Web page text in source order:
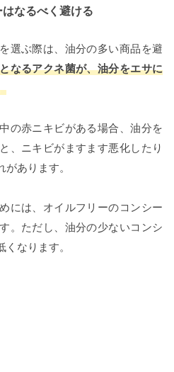
なるべく避ける
選ぶ際は、油分の多い商品を避
なるアクネ菌が、油分をエサに
の赤ニキビがある場合、油分を
、ニキビがますます悪化したり
あります。
には、オイルフリーのコンシー
。ただし、油分の少ないコンシ
なります。